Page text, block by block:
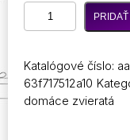
množstvo
Bežecké
pre
psa,
bežecké
Katalógové číslo:
63f717512a10
domáce zvieratá